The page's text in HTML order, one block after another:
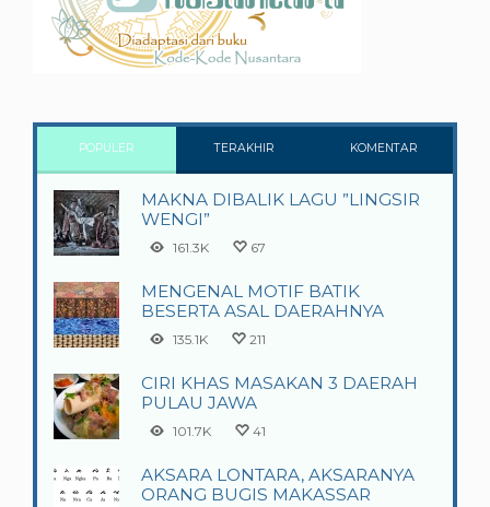
POPULER TERAKHIR KOMENTAR
MAKNA DIBALIK LAGU ”LINGSIR
WENGI”
161.3K 67
MENGENAL MOTIF BATIK
BESERTA ASAL DAERAHNYA
135.1K 211
CIRI KHAS MASAKAN 3 DAERAH
PULAU JAWA
101.7K 41
AKSARA LONTARA, AKSARANYA
ORANG BUGIS MAKASSAR